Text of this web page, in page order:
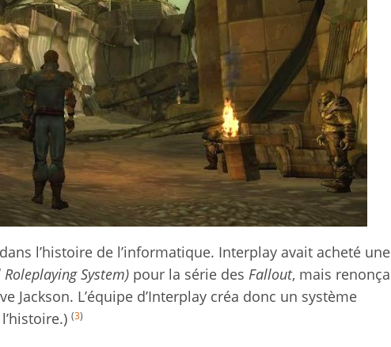
l’histoire de l’informatique. Interplay avait acheté une
Roleplaying System) pour la série des Fallout, mais renonça
Jackson. L’équipe d’Interplay créa donc un système
(3)